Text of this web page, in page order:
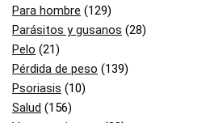
Para hombre (129)
Parásitos y gusanos (28)
Pelo (21)
Pérdida de peso (139)
Psoriasis (10)
Salud (156)